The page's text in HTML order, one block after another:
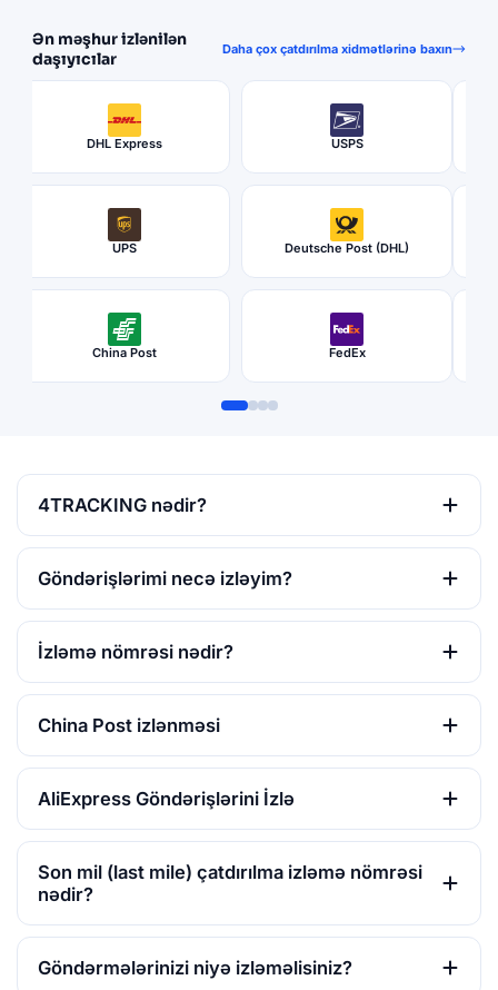
Ən məşhur izlənilən
daşıyıcılar
Daha çox çatdırılma xidmətlərinə baxın
DHL Express USPS
UPS Deutsche Post (DHL)
China Post FedEx
4TRACKING nədir?
Göndərişlərimi necə izləyim?
İzləmə nömrəsi nədir?
China Post izlənməsi
AliExpress Göndərişlərini İzlə
Son mil (last mile) çatdırılma izləmə nömrəsi
nədir?
Göndərmələrinizi niyə izləməlisiniz?